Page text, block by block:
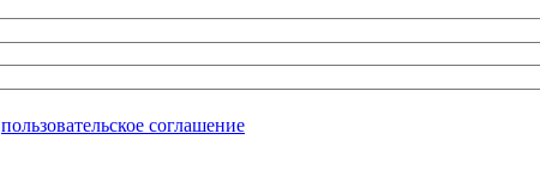
пользовательское соглашение